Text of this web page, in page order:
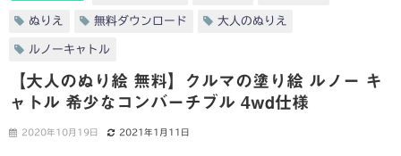
ぬりえ 無料ダウンロード 大人のぬりえ
ルノーキャトル
【大人のぬり絵 無料】クルマの塗り絵 ルノー キ
ャトル 希少なコンバーチブル 4wd仕様
2020年10月19日 2021年1月11日